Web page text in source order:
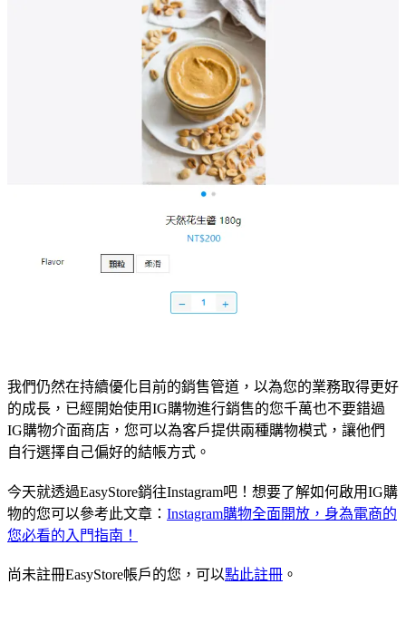
我們仍然在持續優化目前的銷售管道，以為您的業務取得更好
的成長，已經開始使用IG購物進行銷售的您千萬也不要錯過
IG購物介面商店，您可以為客戶提供兩種購物模式，讓他們
自行選擇自己偏好的結帳方式。
今天就透過EasyStore銷往Instagram吧！想要了解如何啟用IG購
物的您可以參考此文章： Instagram購物全面開放，身為電商的
您必看的入門指南！
尚未註冊EasyStore帳戶的您，可以點此註冊 。